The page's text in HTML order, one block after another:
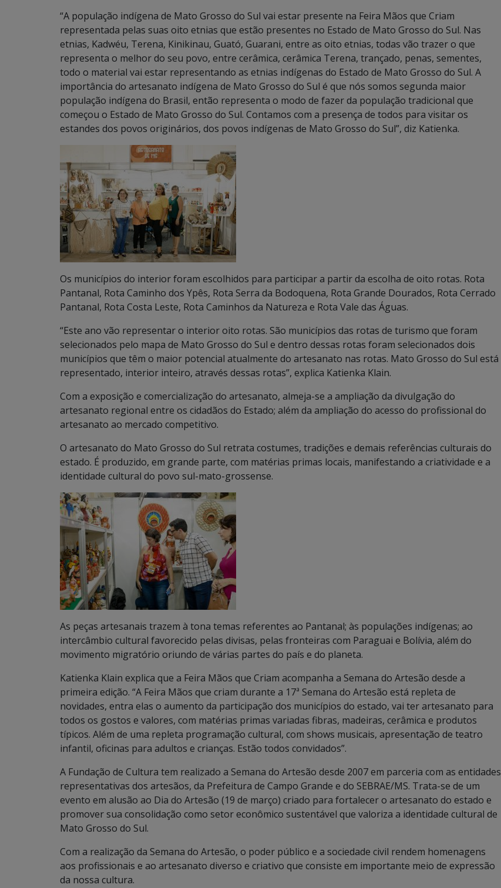
“A população indígena de Mato Grosso do Sul vai estar presente na Feira Mãos que Criam
representada pelas suas oito etnias que estão presentes no Estado de Mato Grosso do Sul. Nas
etnias, Kadwéu, Terena, Kinikinau, Guató, Guarani, entre as oito etnias, todas vão trazer o que
representa o melhor do seu povo, entre cerâmica, cerâmica Terena, trançado, penas, sementes,
todo o material vai estar representando as etnias indígenas do Estado de Mato Grosso do Sul. A
importância do artesanato indígena de Mato Grosso do Sul é que nós somos segunda maior
população indígena do Brasil, então representa o modo de fazer da população tradicional que
começou o Estado de Mato Grosso do Sul. Contamos com a presença de todos para visitar os
estandes dos povos originários, dos povos indígenas de Mato Grosso do Sul”, diz Katienka.
Os municípios do interior foram escolhidos para participar a partir da escolha de oito rotas. Rota
Pantanal, Rota Caminho dos Ypês, Rota Serra da Bodoquena, Rota Grande Dourados, Rota Cerrado
Pantanal, Rota Costa Leste, Rota Caminhos da Natureza e Rota Vale das Águas.
“Este ano vão representar o interior oito rotas. São municípios das rotas de turismo que foram
selecionados pelo mapa de Mato Grosso do Sul e dentro dessas rotas foram selecionados dois
municípios que têm o maior potencial atualmente do artesanato nas rotas. Mato Grosso do Sul está
representado, interior inteiro, através dessas rotas”, explica Katienka Klain.
Com a exposição e comercialização do artesanato, almeja-se a ampliação da divulgação do
artesanato regional entre os cidadãos do Estado; além da ampliação do acesso do profissional do
artesanato ao mercado competitivo.
O artesanato do Mato Grosso do Sul retrata costumes, tradições e demais referências culturais do
estado. É produzido, em grande parte, com matérias primas locais, manifestando a criatividade e a
identidade cultural do povo sul-mato-grossense.
As peças artesanais trazem à tona temas referentes ao Pantanal; às populações indígenas; ao
intercâmbio cultural favorecido pelas divisas, pelas fronteiras com Paraguai e Bolívia, além do
movimento migratório oriundo de várias partes do país e do planeta.
Katienka Klain explica que a Feira Mãos que Criam acompanha a Semana do Artesão desde a
primeira edição. “A Feira Mãos que criam durante a 17ª Semana do Artesão está repleta de
novidades, entra elas o aumento da participação dos municípios do estado, vai ter artesanato para
todos os gostos e valores, com matérias primas variadas fibras, madeiras, cerâmica e produtos
típicos. Além de uma repleta programação cultural, com shows musicais, apresentação de teatro
infantil, oficinas para adultos e crianças. Estão todos convidados”.
A Fundação de Cultura tem realizado a Semana do Artesão desde 2007 em parceria com as entidades
representativas dos artesãos, da Prefeitura de Campo Grande e do SEBRAE/MS. Trata-se de um
evento em alusão ao Dia do Artesão (19 de março) criado para fortalecer o artesanato do estado e
promover sua consolidação como setor econômico sustentável que valoriza a identidade cultural de
Mato Grosso do Sul.
Com a realização da Semana do Artesão, o poder público e a sociedade civil rendem homenagens
aos profissionais e ao artesanato diverso e criativo que consiste em importante meio de expressão
da nossa cultura.